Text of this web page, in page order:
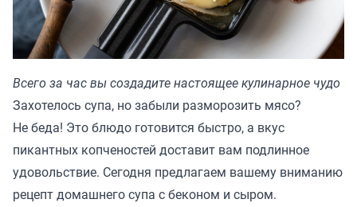
Всего за час вы создадите настоящее кулинарное чудо
Захотелось супа, но забыли разморозить мясо?
Не беда! Это блюдо готовится быстро, а вкус
пикантных копченостей доставит вам подлинное
удовольствие. Сегодня предлагаем вашему вниманию
рецепт домашнего супа с беконом и сыром.